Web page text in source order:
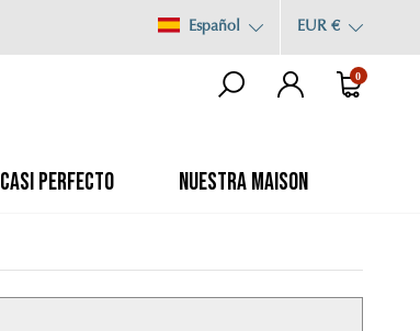
Español EUR €
0
CASI PERFECTO NUESTRA MAISON